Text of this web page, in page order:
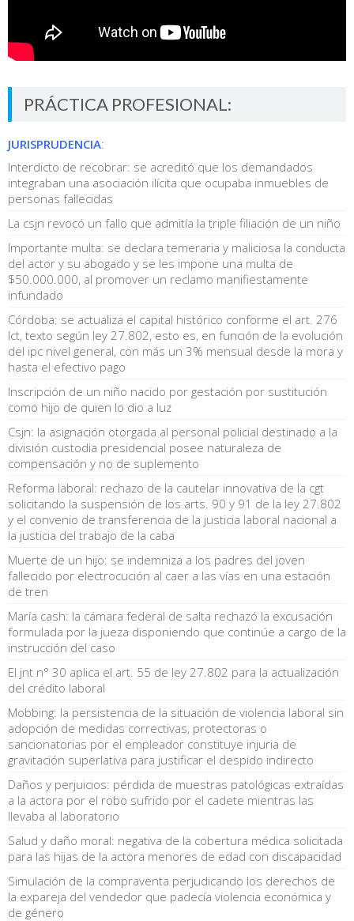
PRÁCTICA PROFESIONAL:
JURISPRUDENCIA:
Interdicto de recobrar: se acreditó que los demandados
integraban una asociación ilícita que ocupaba inmuebles de
personas fallecidas
La csjn revocó un fallo que admitía la triple filiación de un niño
Importante multa: se declara temeraria y maliciosa la conducta
del actor y su abogado y se les impone una multa de
$50.000.000, al promover un reclamo manifiestamente
infundado
Córdoba: se actualiza el capital histórico conforme el art. 276
lct, texto según ley 27.802, esto es, en función de la evolución
del ipc nivel general, con más un 3% mensual desde la mora y
hasta el efectivo pago
Inscripción de un niño nacido por gestación por sustitución
como hijo de quien lo dio a luz
Csjn: la asignación otorgada al personal policial destinado a la
división custodia presidencial posee naturaleza de
compensación y no de suplemento
Reforma laboral: rechazo de la cautelar innovativa de la cgt
solicitando la suspensión de los arts. 90 y 91 de la ley 27.802
y el convenio de transferencia de la justicia laboral nacional a
la justicia del trabajo de la caba
Muerte de un hijo: se indemniza a los padres del joven
fallecido por electrocución al caer a las vías en una estación
de tren
María cash: la cámara federal de salta rechazó la excusación
formulada por la jueza disponiendo que continúe a cargo de la
instrucción del caso
El jnt n° 30 aplica el art. 55 de ley 27.802 para la actualización
del crédito laboral
Mobbing: la persistencia de la situación de violencia laboral sin
adopción de medidas correctivas, protectoras o
sancionatorias por el empleador constituye injuria de
gravitación superlativa para justificar el despido indirecto
Daños y perjuicios: pérdida de muestras patológicas extraídas
a la actora por el robo sufrido por el cadete mientras las
llevaba al laboratorio
Salud y daño moral: negativa de la cobertura médica solicitada
para las hijas de la actora menores de edad con discapacidad
Simulación de la compraventa perjudicando los derechos de
la expareja del vendedor que padecía violencia económica y
de género